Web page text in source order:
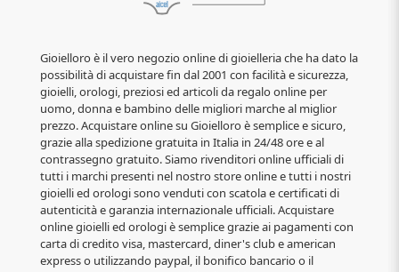
Gioielloro è il vero negozio online di gioielleria che ha dato la
possibilità di acquistare fin dal 2001 con facilità e sicurezza,
gioielli, orologi, preziosi ed articoli da regalo online per
uomo, donna e bambino delle migliori marche al miglior
prezzo. Acquistare online su Gioielloro è semplice e sicuro,
grazie alla spedizione gratuita in Italia in 24/48 ore e al
contrassegno gratuito. Siamo rivenditori online ufficiali di
tutti i marchi presenti nel nostro store online e tutti i nostri
gioielli ed orologi sono venduti con scatola e certificati di
autenticità e garanzia internazionale ufficiali. Acquistare
online gioielli ed orologi è semplice grazie ai pagamenti con
carta di credito visa, mastercard, diner's club e american
express o utilizzando paypal, il bonifico bancario o il